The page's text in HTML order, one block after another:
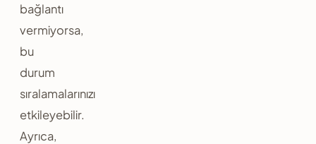
bağlantı
vermiyorsa,
bu
durum
sıralamalarınızı
etkileyebilir.
Ayrıca,